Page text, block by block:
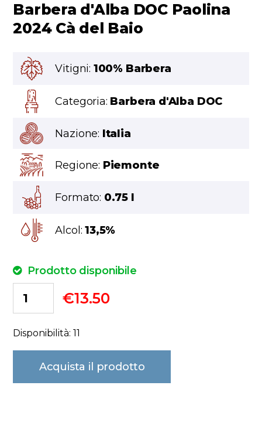
Barbera d'Alba DOC Paolina
2024 Cà del Baio
Vitigni: 100% Barbera
Categoria: Barbera d'Alba DOC
Nazione: Italia
Regione: Piemonte
Formato: 0.75 l
Alcol:13,5%
Prodotto disponibile
€13.50
Disponibilità: 11
Acquista il prodotto